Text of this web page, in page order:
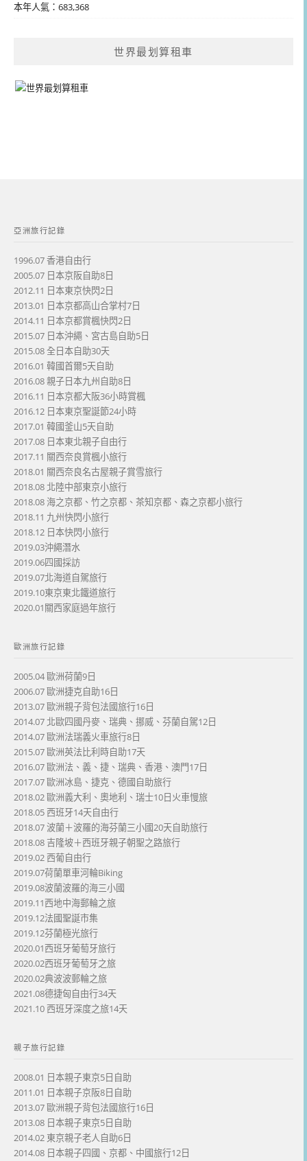
本年人氣：683,368
世界最划算租車
亞洲旅行記錄
1996.07 香港自由行
2005.07 日本京阪自助8日
2012.11 日本東京快閃2日
2013.01 日本京都高山合掌村7日
2014.11 日本京都賞楓快閃2日
2015.07 日本沖繩、宮古島自助5日
2015.08 全日本自助30天
2016.01 韓國首爾5天自助
2016.08 親子日本九州自助8日
2016.11 日本京都大阪36小時賞楓
2016.12 日本東京聖誕節24小時
2017.01 韓國釜山5天自助
2017.08 日本東北親子自由行
2017.11 關西奈良賞楓小旅行
2018.01 關西奈良名古屋親子賞雪旅行
2018.08 北陸中部東京小旅行
2018.08 海之京都、竹之京都、茶知京都、森之京都小旅行
2018.11 九州快閃小旅行
2018.12 日本快閃小旅行
2019.03沖繩潛水
2019.06四國採訪
2019.07北海道自駕旅行
2019.10東京東北鐵道旅行
2020.01關西家庭過年旅行
歐洲旅行記錄
2005.04 歐洲荷蘭9日
2006.07 歐洲捷克自助16日
2013.07 歐洲親子背包法國旅行16日
2014.07 北歐四國丹麥、瑞典、挪威、芬蘭自駕12日
2014.07 歐洲法瑞義火車旅行8日
2015.07 歐洲英法比利時自助17天
2016.07 歐洲法、義、捷、瑞典、香港、澳門17日
2017.07 歐洲冰島、捷克、德國自助旅行
2018.02 歐洲義大利、奧地利、瑞士10日火車慢旅
2018.05 西班牙14天自由行
2018.07 波蘭＋波羅的海芬蘭三小國20天自助旅行
2018.08 吉隆坡＋西班牙親子朝聖之路旅行
2019.02 西葡自由行
2019.07荷蘭單車河輪Biking
2019.08波蘭波羅的海三小國
2019.11西地中海郵輪之旅
2019.12法國聖誕市集
2019.12芬蘭極光旅行
2020.01西班牙葡萄牙旅行
2020.02西班牙葡萄牙之旅
2020.02典波波郵輪之旅
2021.08德捷匈自由行34天
2021.10 西班牙深度之旅14天
親子旅行記錄
2008.01 日本親子東京5日自助
2011.01 日本親子京阪8日自助
2013.07 歐洲親子背包法國旅行16日
2013.08 日本親子東京5日自助
2014.02 東京親子老人自助6日
2014.08 日本親子四國、京都、中國旅行12日